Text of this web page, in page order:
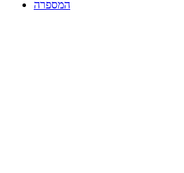
המספרה